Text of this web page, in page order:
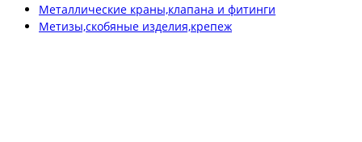
Металлические краны,клапана и фитинги
Метизы,скобяные изделия,крепеж